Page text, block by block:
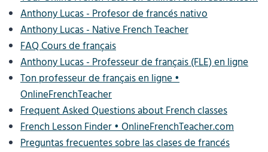
Anthony Lucas - Profesor de francés nativo
Anthony Lucas - Native French Teacher
FAQ Cours de français
Anthony Lucas - Professeur de français (FLE) en ligne
Ton professeur de français en ligne •
OnlineFrenchTeacher
Frequent Asked Questions about French classes
French Lesson Finder • OnlineFrenchTeacher.com
Preguntas frecuentes sobre las clases de francés